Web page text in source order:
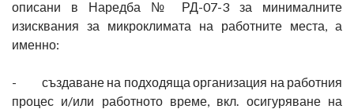
описани в Наредба № РД-07-3 за минималните
изисквания за микроклимата на работните места, а
именно:
- създаване на подходяща организация на работния
процес и/или работното време, вкл. осигуряване на